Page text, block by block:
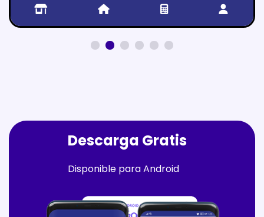
Descarga Gratis
Disponible para Android